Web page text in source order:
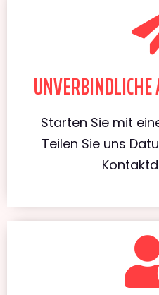
Starten Sie mit
Teilen Sie uns